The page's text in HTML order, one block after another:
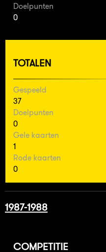
Doelpunten
0
TOTALEN
Gespeeld
37
Doelpunten
0
Gele kaarten
1
Rode kaarten
0
1987-1988
COMPETITIE